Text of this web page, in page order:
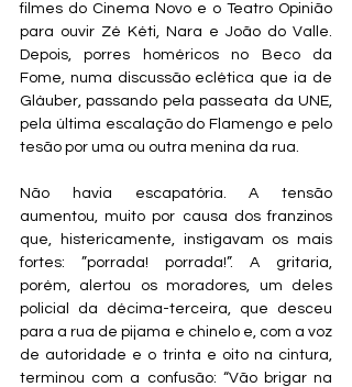
filmes do Cinema Novo e o Teatro Opinião
para ouvir Zé Kéti, Nara e João do Valle.
Depois, porres homéricos no Beco da
Fome, numa discussão eclética que ia de
Gláuber, passando pela passeata da UNE,
pela última escalação do Flamengo e pelo
tesão por uma ou outra menina da rua.
Não havia escapatória. A tensão
aumentou, muito por causa dos franzinos
que, histericamente, instigavam os mais
fortes: ”porrada! porrada!”. A gritaria,
porém, alertou os moradores, um deles
policial da décima-terceira, que desceu
para a rua de pijama e chinelo e, com a voz
de autoridade e o trinta e oito na cintura,
terminou com a confusão: “Vão brigar na